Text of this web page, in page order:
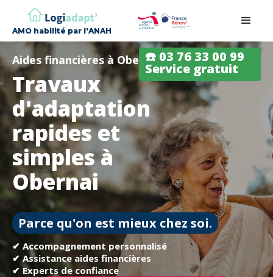
AMO habilité par l'ANAH
☎️ 03 76 33 00 99
Service gratuit
Aides financières à Obernai
Travaux
d'adaptation
rapides et
simples à
Obernai
Parce qu'on est mieux chez soi.
✔ Accompagnement personnalisé
✔ Assistance aides financières
✔ Experts de confiance